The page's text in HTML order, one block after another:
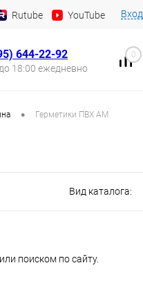
Rutube YouTube Вход
644-22-92
18:00 ежедневно
0
• Герметики ПВХ AM
Вид каталога:
поиском по сайту.